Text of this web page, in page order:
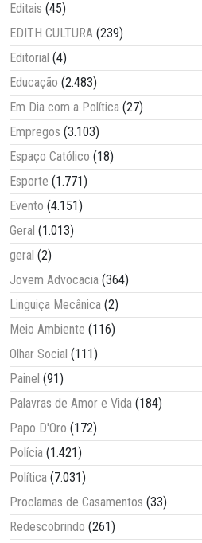
Editais (45)
EDITH CULTURA (239)
Editorial (4)
Educação (2.483)
Em Dia com a Política (27)
Empregos (3.103)
Espaço Católico (18)
Esporte (1.771)
Evento (4.151)
Geral (1.013)
geral (2)
Jovem Advocacia (364)
Linguiça Mecânica (2)
Meio Ambiente (116)
Olhar Social (111)
Painel (91)
Palavras de Amor e Vida (184)
Papo D'Oro (172)
Polícia (1.421)
Política (7.031)
Proclamas de Casamentos (33)
Redescobrindo (261)